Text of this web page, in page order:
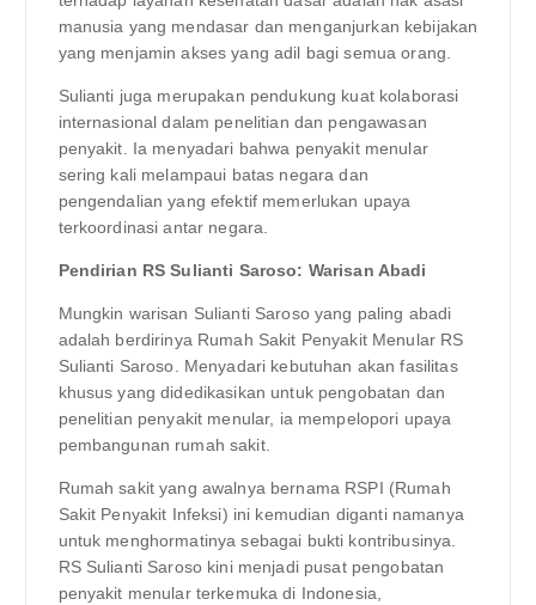
manusia yang mendasar dan menganjurkan kebijakan
yang menjamin akses yang adil bagi semua orang.
Sulianti juga merupakan pendukung kuat kolaborasi
internasional dalam penelitian dan pengawasan
penyakit. Ia menyadari bahwa penyakit menular
sering kali melampaui batas negara dan
pengendalian yang efektif memerlukan upaya
terkoordinasi antar negara.
Pendirian RS Sulianti Saroso: Warisan Abadi
Mungkin warisan Sulianti Saroso yang paling abadi
adalah berdirinya Rumah Sakit Penyakit Menular RS
Sulianti Saroso. Menyadari kebutuhan akan fasilitas
khusus yang didedikasikan untuk pengobatan dan
penelitian penyakit menular, ia mempelopori upaya
pembangunan rumah sakit.
Rumah sakit yang awalnya bernama RSPI (Rumah
Sakit Penyakit Infeksi) ini kemudian diganti namanya
untuk menghormatinya sebagai bukti kontribusinya.
RS Sulianti Saroso kini menjadi pusat pengobatan
penyakit menular terkemuka di Indonesia,